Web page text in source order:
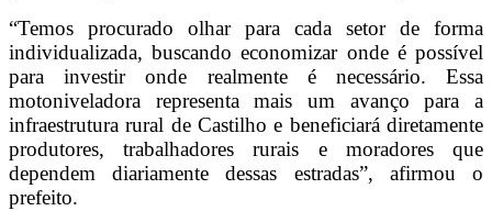
“Temos procurado olhar para cada setor de forma
individualizada, buscando economizar onde é possível
para investir onde realmente é necessário. Essa
motoniveladora representa mais um avanço para a
infraestrutura rural de Castilho e beneficiará diretamente
produtores, trabalhadores rurais e moradores que
dependem diariamente dessas estradas”, afirmou o
prefeito.